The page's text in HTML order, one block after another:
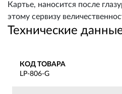
Картье, наносится после
этому сервизу
Технические
КОД ТОВАРА
LP-806-G